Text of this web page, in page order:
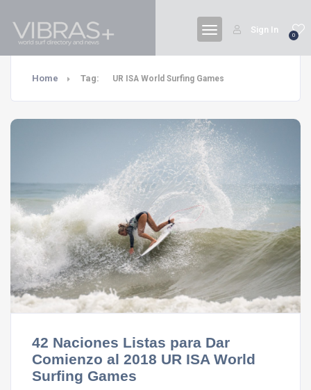
0
Sign In
Home Tag: UR ISA World Surfing Games
42 Naciones Listas para Dar
Comienzo al 2018 UR ISA World
Surfing Games